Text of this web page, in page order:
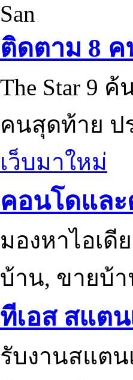
San
ติดตาม 8 ค
The Star 9
คนสุดท้าย ป
เว็บมาใหม่
คอนโดแล
มองหาไอเ
บ้าน, ขายบ้
ทีเอส สแต
รับงานสแต